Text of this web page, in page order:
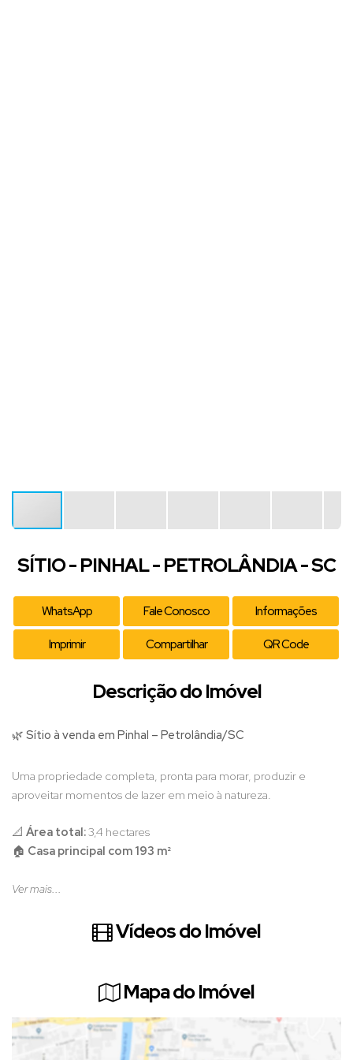
SÍTIO - PINHAL - PETROLÂNDIA - SC
WhatsApp Fale Conosco Informações
Imprimir Compartilhar QR Code
Descrição do Imóvel
🌿 Sítio à venda em Pinhal – Petrolândia/SC
Uma propriedade completa, pronta para morar, produzir e
aproveitar momentos de lazer em meio à natureza.
📐 Área total:3,4 hectares
🏠 Casa principal com 193 m²
Casa principal
Fogão a lenha comserpentina, fornecendo água quente
01 banheiro social
Lavanderia
Ver mais...
Vídeos do Imóvel
Mapa do Imóvel